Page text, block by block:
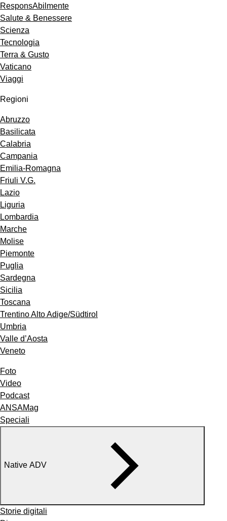
ResponsAbilmente
Salute & Benessere
Scienza
Tecnologia
Terra & Gusto
Vaticano
Viaggi
Regioni
Abruzzo
Basilicata
Calabria
Campania
Emilia-Romagna
Friuli V.G.
Lazio
Liguria
Lombardia
Marche
Molise
Piemonte
Puglia
Sardegna
Sicilia
Toscana
Trentino Alto Adige/Südtirol
Umbria
Valle d’Aosta
Veneto
Foto
Video
Podcast
ANSAMag
Speciali
Native ADV
Storie digitali